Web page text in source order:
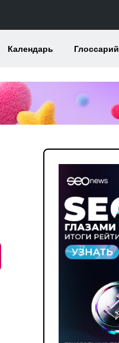
Календарь Глоссарий